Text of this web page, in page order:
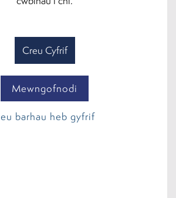
Creu Cyfrif
Mewngofnodi
barhau heb gyfrif